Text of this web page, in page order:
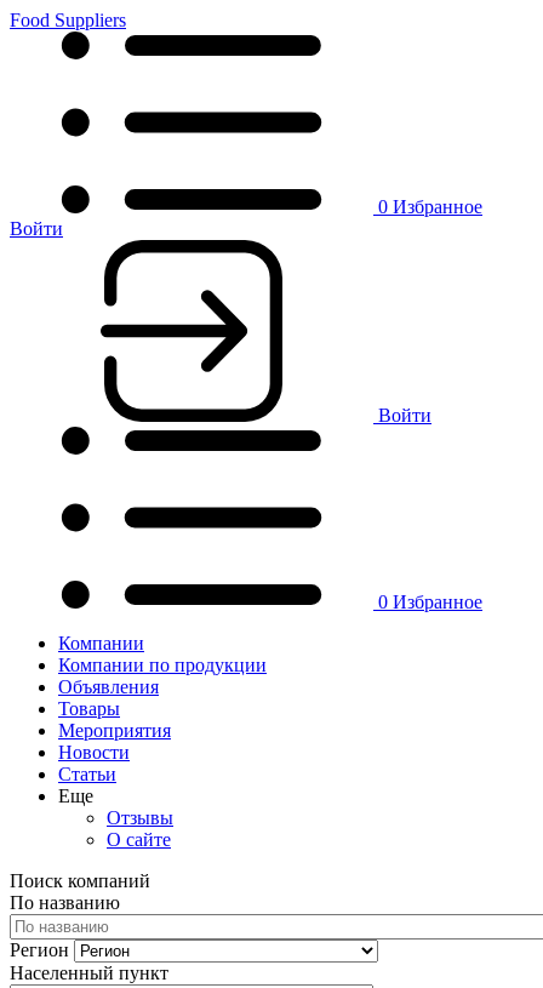
Food Suppliers
0 Избранное
Войти
Войти
0 Избранное
Компании
Компании по продукции
Объявления
Товары
Мероприятия
Новости
Статьи
Еще
Отзывы
О сайте
Поиск компаний
По названию
Регион
Населенный пункт